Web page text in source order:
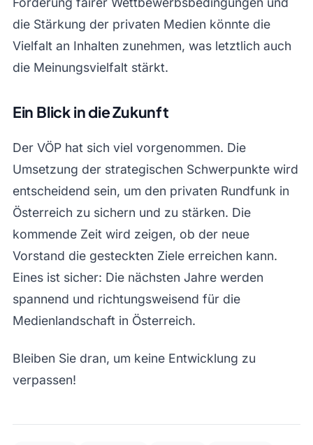
die Stärkung der privaten Medien könnte die
Vielfalt an Inhalten zunehmen, was letztlich auch
die Meinungsvielfalt stärkt.
Ein Blick in die Zukunft
Der VÖP hat sich viel vorgenommen. Die
Umsetzung der strategischen Schwerpunkte wird
entscheidend sein, um den privaten Rundfunk in
Österreich zu sichern und zu stärken. Die
kommende Zeit wird zeigen, ob der neue
Vorstand die gesteckten Ziele erreichen kann.
Eines ist sicher: Die nächsten Jahre werden
spannend und richtungsweisend für die
Medienlandschaft in Österreich.
Bleiben Sie dran, um keine Entwicklung zu
verpassen!